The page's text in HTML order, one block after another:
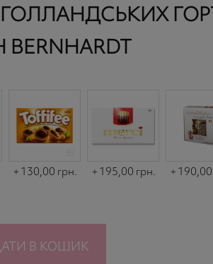
ГОЛЛАНДСЬКИХ
BERNHARDT
130,00 грн. 195,00 грн. 190,00
В КОШИК